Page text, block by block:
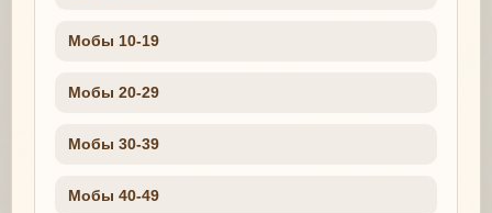
Мобы 10-19
Мобы 20-29
Мобы 30-39
Мобы 40-49